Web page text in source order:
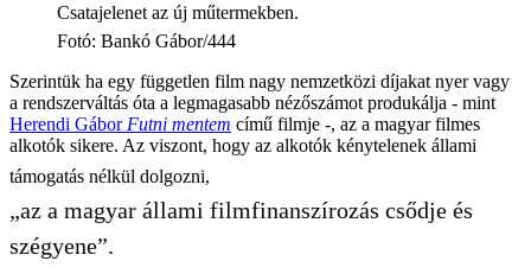
Csatajelenet az új műtermekben.
Fotó: Bankó Gábor/444
Szerintük ha egy független film nagy nemzetközi díjakat nyer vagy
a rendszerváltás óta a legmagasabb nézőszámot produkálja - mint
Herendi Gábor Futni mentem című filmje -, az a magyar filmes
alkotók sikere. Az viszont, hogy az alkotók kénytelenek állami
támogatás nélkül dolgozni,
„az a magyar állami filmfinanszírozás csődje és
szégyene”.